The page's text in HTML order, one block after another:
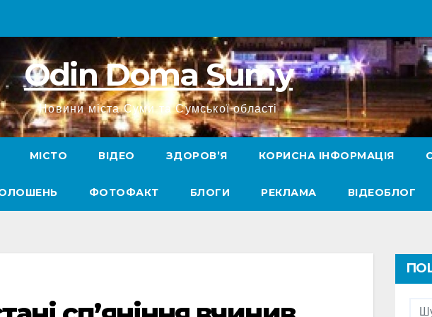
Odin Doma Sumy
Новини міста Суми та Сумської області
МІСТО ВІДЕО ЗДОРОВ’Я КОРИСНА ІНФОРМАЦІЯ
ФОТОФАКТ БЛОГИ РЕКЛАМА ВІДЕОБЛОГ